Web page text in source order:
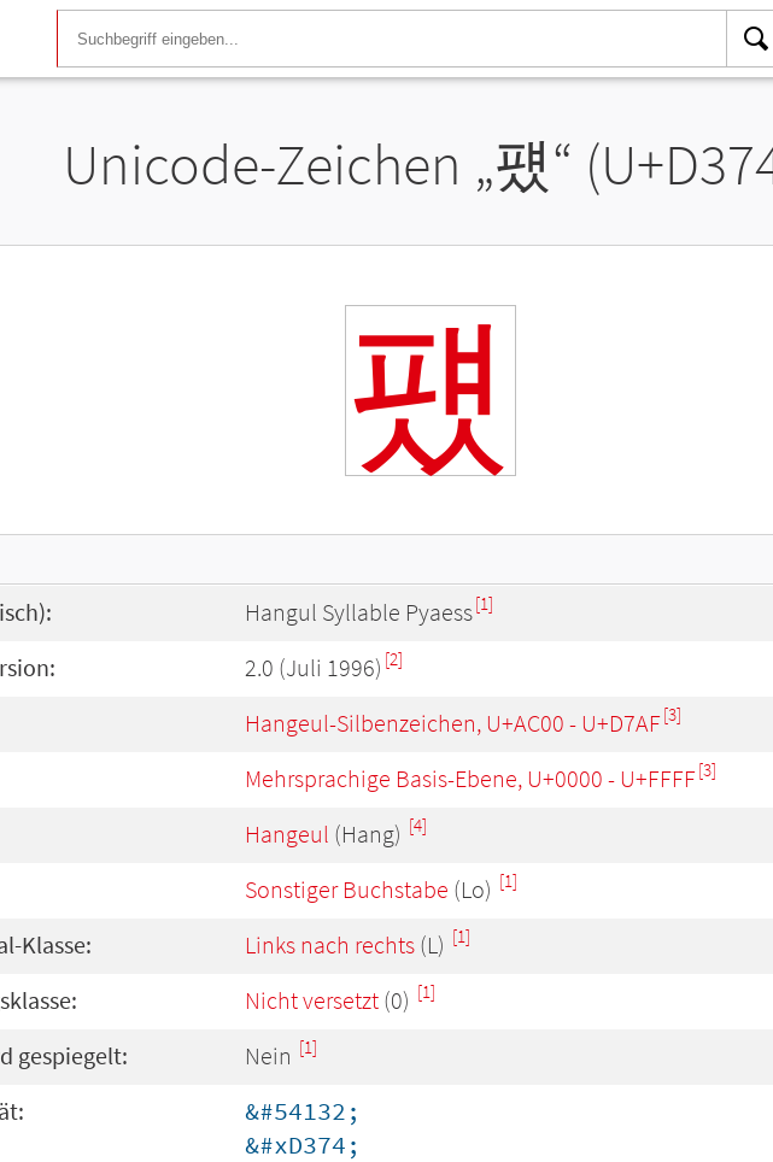
Unicode-Zeichen „퍴“
퍴
Hangul Syllable Pyaess[1]
2.0 (Juli 1996) [2]
Hangeul-Silbenzeichen, U+AC00 - U+D7AF[3]
Mehrsprachige Basis-Ebene, U+0000 - U+FFFF[3]
Hangeul (Hang) [4]
Sonstiger Buchstabe (Lo) [1]
Klasse: Links nach rechts (L) [1]
Nicht versetzt (0) [1]
gespiegelt: Nein [1]
&#54132;
&#xD374;